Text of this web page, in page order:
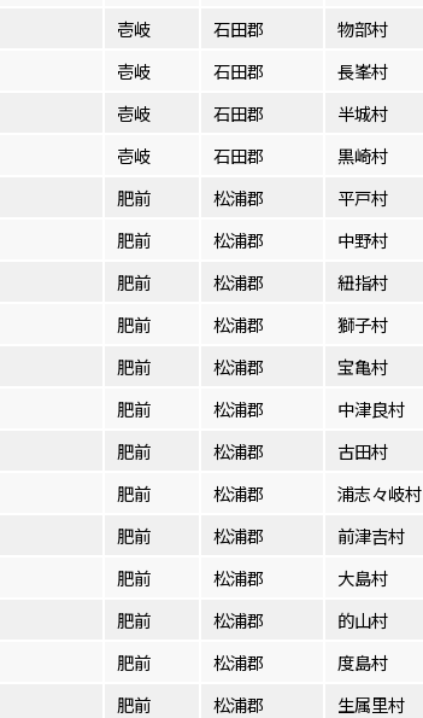
壱岐 石田郡 物部村
壱岐 石田郡 長峯村
壱岐 石田郡 半城村
壱岐 石田郡 黒崎村
肥前 松浦郡 平戸村
肥前 松浦郡 中野村
肥前 松浦郡 紐指村
肥前 松浦郡 獅子村
肥前 松浦郡 宝亀村
肥前 松浦郡 中津良村
肥前 松浦郡 古田村
肥前 松浦郡 浦志々岐村
肥前 松浦郡 前津吉村
肥前 松浦郡 大島村
肥前 松浦郡 的山村
肥前 松浦郡 度島村
肥前 松浦郡 生属里村